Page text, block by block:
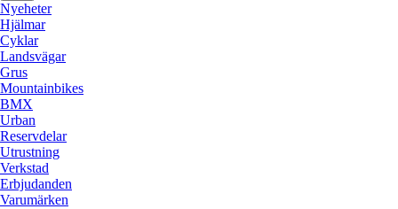
Nyeheter
Hjälmar
Cyklar
Landsvägar
Grus
Mountainbikes
BMX
Urban
Reservdelar
Utrustning
Verkstad
Erbjudanden
Varumärken